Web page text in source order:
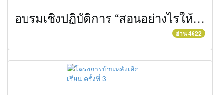
อบรมเชิงปฏิบัติการ “สอนอย่างไรให้สนุก ทั้งศิษย์และครูประทับใจ”
อ่าน 4622